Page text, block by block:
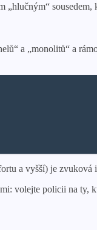
sousedem,
a „monolitů“ a
a vyšší) je zvuková
volejte policii na ty,